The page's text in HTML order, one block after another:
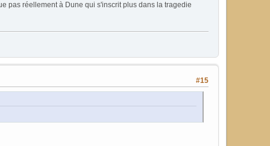
pas réellement à Dune qui s'inscrit plus dans la tragedie
#15